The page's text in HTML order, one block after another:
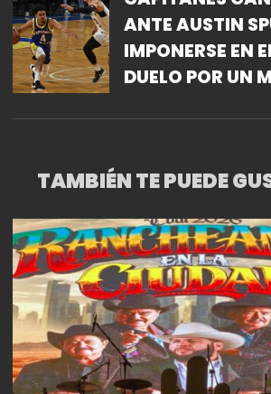
ANTE AUSTIN
IMPONERSE EN
DUELO POR UN
TAMBIÉN TE PUEDE